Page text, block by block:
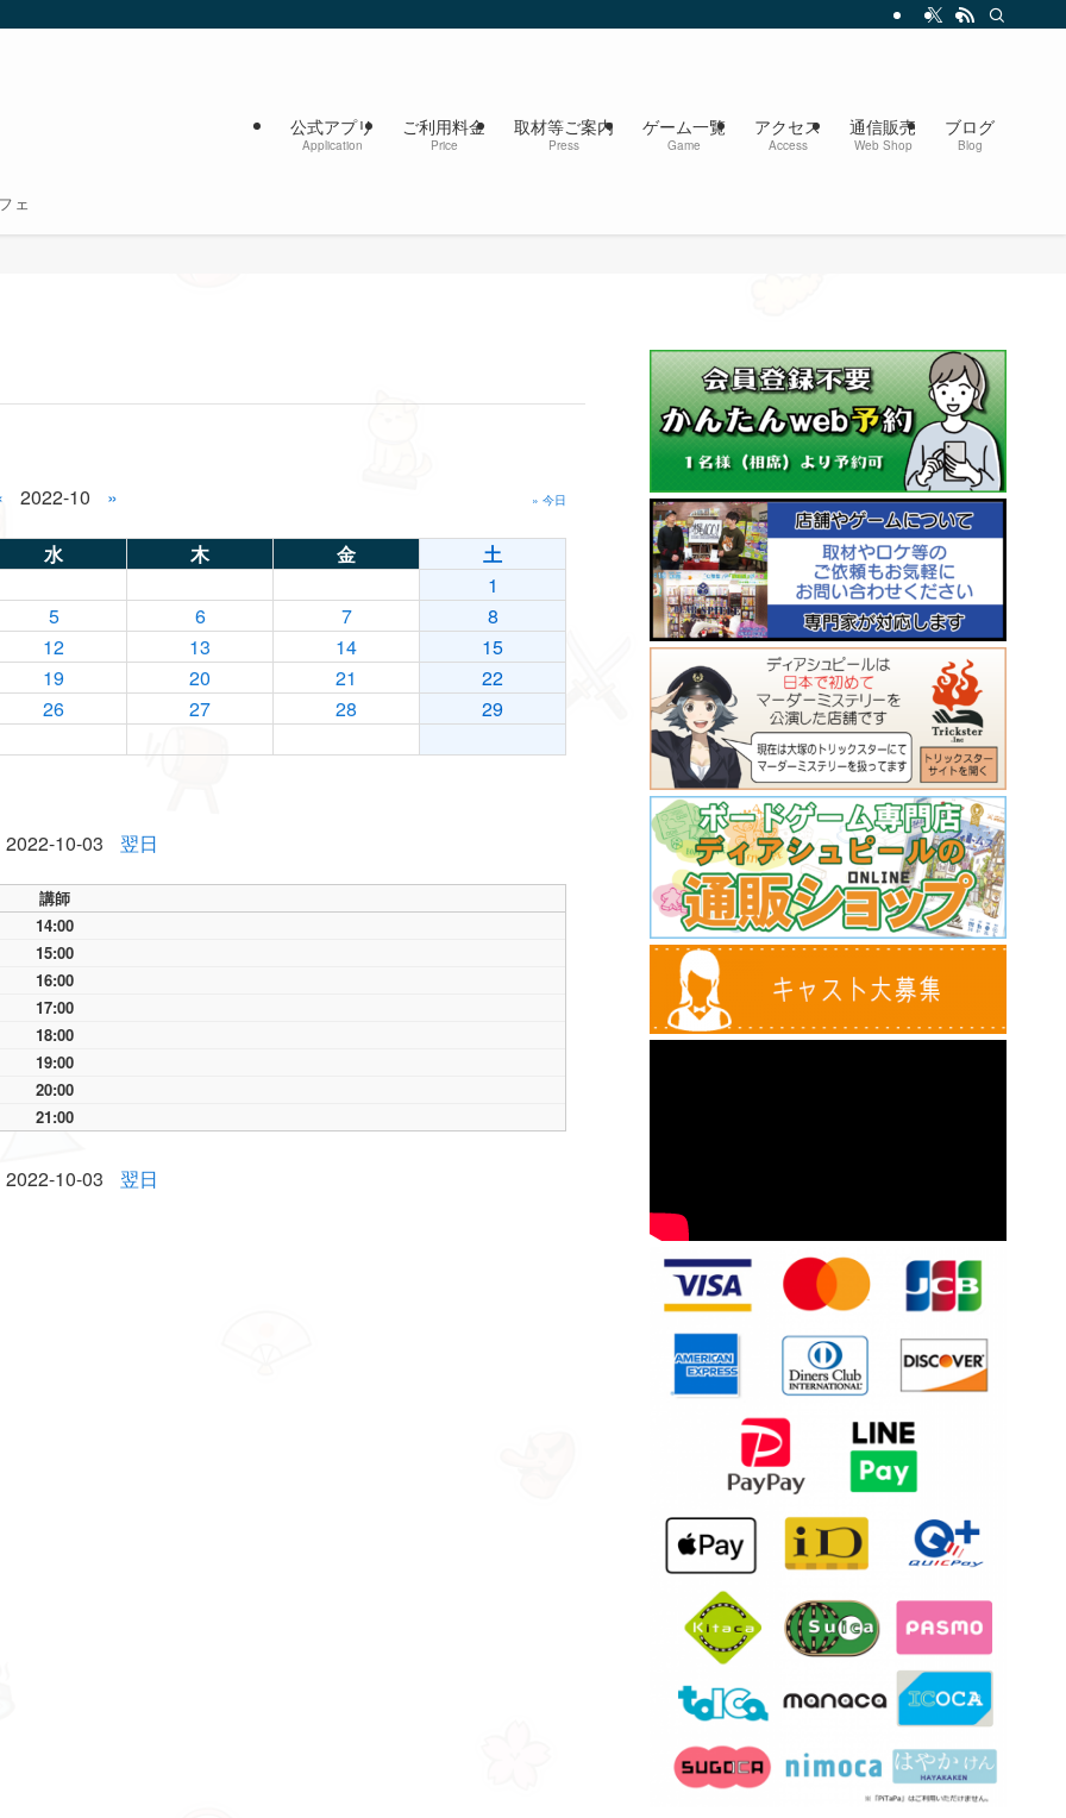
ェ
公式アプリ
Application
ご利用料金
Price
取材等ご案内
Press
ゲーム一覧
Game
アクセス
Access
通信販売
Web Shop
ブログ
Blog
2022-10 » » 今日
水 木 金
土
1
5
6 7
8
12
13 14
15
19
20 21
22
26
27 28 29
2022-10-03 翌日
講師
14:00
15:00
16:00
17:00
18:00
19:00
20:00
21:00
2022-10-03 翌日